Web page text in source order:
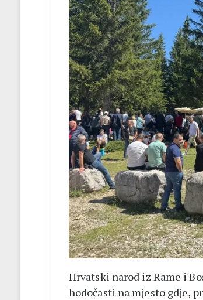
Hrvatski narod iz Rame i
hodočasti na mjesto gdje,